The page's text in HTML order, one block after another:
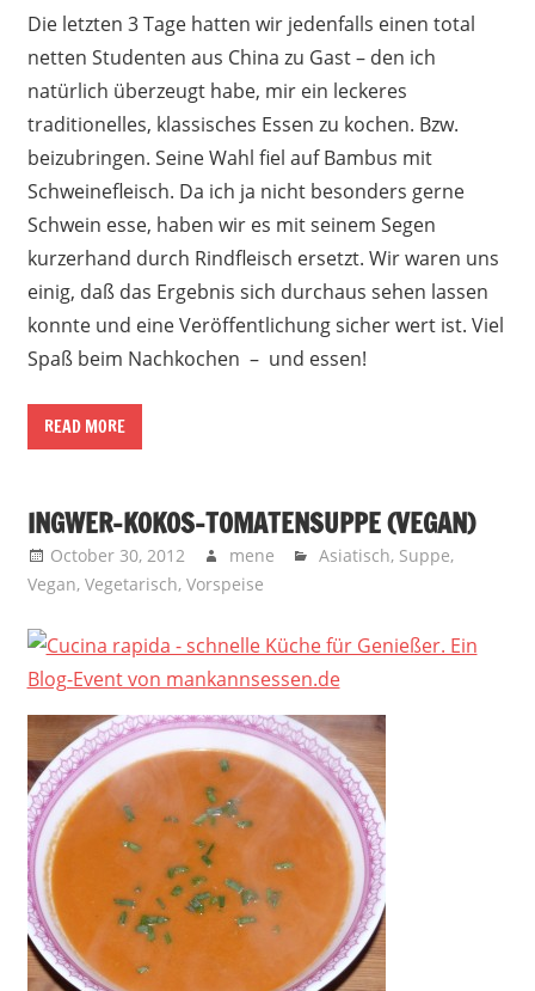
Die letzten 3 Tage hatten wir jedenfalls einen total
netten Studenten aus China zu Gast – den ich
natürlich überzeugt habe, mir ein leckeres
traditionelles, klassisches Essen zu kochen. Bzw.
beizubringen. Seine Wahl fiel auf Bambus mit
Schweinefleisch. Da ich ja nicht besonders gerne
Schwein esse, haben wir es mit seinem Segen
kurzerhand durch Rindfleisch ersetzt. Wir waren uns
einig, daß das Ergebnis sich durchaus sehen lassen
konnte und eine Veröffentlichung sicher wert ist. Viel
Spaß beim Nachkochen – und essen!
READ MORE
INGWER-KOKOS-TOMATENSUPPE (VEGAN)
October 30, 2012 mene Asiatisch, Suppe,
Vegan, Vegetarisch, Vorspeise